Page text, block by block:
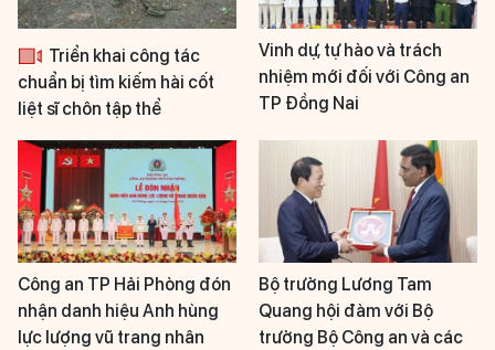
Triển khai công tác
chuẩn bị tìm kiếm hài cốt
liệt sĩ chôn tập thể
Vinh dự, tự hào và trách
nhiệm mới đối với Công an
TP Đồng Nai
Công an TP Hải Phòng đón
nhận danh hiệu Anh hùng
lực lượng vũ trang nhân
Bộ trưởng Lương Tam
Quang hội đàm với Bộ
trưởng Bộ Công an và các